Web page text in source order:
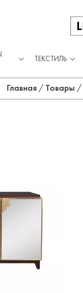
ТЕКСТИЛЬ
Главная/ Товары /